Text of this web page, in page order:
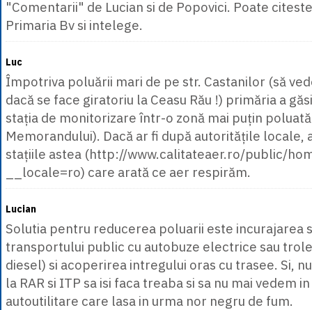
"Comentarii" de Lucian si de Popovici. Poate
Primaria Bv si intelege.
Luc
Împotriva poluării mari de pe str. Castanilor (să
dacă se face giratoriu la Ceasu Rău !) primăria a
stația de monitorizare într-o zonă mai puțin
Memorandului). Dacă ar fi după autoritățile locale,
stațiile astea (http://www.calitateaer.ro/public/
__locale=ro) care arată ce aer respirăm.
Lucian
Solutia pentru reducerea poluarii este incurajarea
transportului public cu autobuze electrice sau
diesel) si acoperirea intregului oras cu trasee. Si,
la RAR si ITP sa isi faca treaba si sa nu mai vedem
autoutilitare care lasa in urma nor negru de fum.